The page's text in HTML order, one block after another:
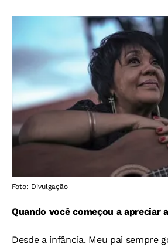
Foto: Divulgação
Quando você começou a apreciar
Desde a infância. Meu pai sempre